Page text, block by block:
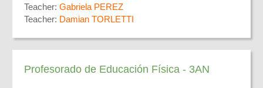
Teacher: Gabriela PEREZ
Teacher: Damian TORLETTI
Profesorado de Educación Física - 3AN